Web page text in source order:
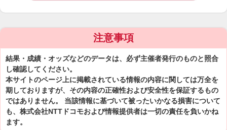
注意事項
結果・成績・オッズなどのデータは、必ず主催者発行のものと照合
し確認してください。
本サイトのページ上に掲載されている情報の内容に関しては万全を
期しておりますが、その内容の正確性および安全性を保証するもの
ではありません。 当該情報に基づいて被ったいかなる損害について
も、株式会社NTTドコモおよび情報提供者は一切の責任を負いかね
ます。